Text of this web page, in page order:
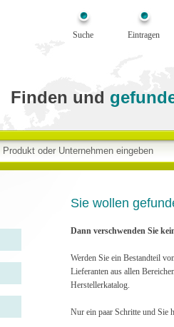
Suche Eintragen
Finden und
Sie wollen
Dann verschwenden Sie
Werden Sie ein Bestandteil
Lieferanten aus allen
Herstellerkatalog.
Nur ein paar Schritte und Sie